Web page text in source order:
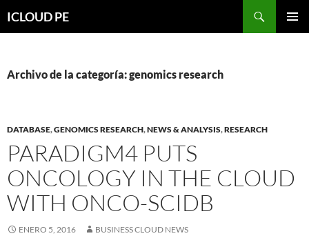
hacia
ICLOUD PE
Archivo de la categoría: genomics research
DATABASE,GENOMICS RESEARCH,NEWS & ANALYSIS,RESEARCH
PARADIGM4 PUTS
ONCOLOGY IN THE CLOUD
WITH ONCO-SCIDB
ENERO 5, 2016 BUSINESS CLOUD NEWS